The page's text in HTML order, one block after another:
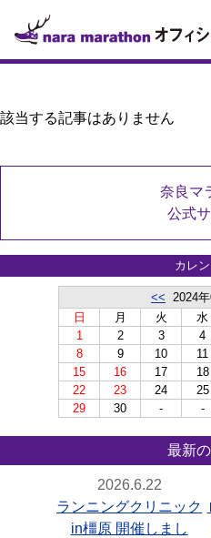
該当する記事はありません
奈良マ
公式
カレ
<< 2024
日
月 火 水
1
2 3 4
8
9 10 11
15
16 17 18
22
23 24 25
29
30 - -
最新
2026.6.22
ランニングクリニック
in橿原 開催しまし